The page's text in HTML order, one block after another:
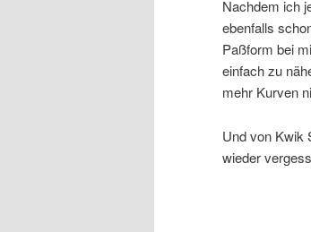
Nachdem ich
ebenfalls
Paßform bei
einfach zu
mehr Kurven
Und von Kwik
wieder